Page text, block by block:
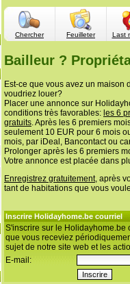
Chercher Feuilleter Last
Bailleur ?
Est-ce que vous avez un maison
voudriez louer?
Placer une annonce sur
conditions très favorables: les 6
gratuits. Après les 6 premiers
seulement 10 EUR pour 6 mois
mois, par iDeal, Bancontact ou
Prolonger après les 6 premiers
Votre annonce est placée dans
Enregistrez gratuitement, après
tant de habitations que vous
Inscrire Holidayhome.be courriel
S'inscrire sur le Holidayhome.be
que vous receviez
sujet de notre site web et les
E-mail: